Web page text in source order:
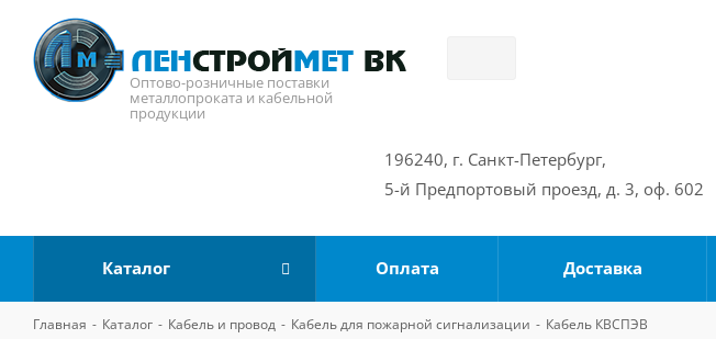
Оптово-розничные поставки
металлопроката и кабельной
продукции
196240, г. Санкт-Петербург,
5-й Предпортовый проезд, д. 3, оф. 602
Каталог Оплата Доставка
Главная - Каталог - Кабель и провод - Кабель для пожарной сигнализации - Кабель КВСПЭВ